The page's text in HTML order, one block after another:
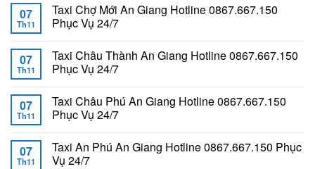
07
Th11
Taxi Chợ Mới An Giang Hotline 0867.667.150
Phục Vụ 24/7
07
Th11
Taxi Châu Thành An Giang Hotline 0867.667.150
Phục Vụ 24/7
07
Th11
Taxi Châu Phú An Giang Hotline 0867.667.150
Phục Vụ 24/7
07
Th11
Taxi An Phú An Giang Hotline 0867.667.150 Phục
Vụ 24/7